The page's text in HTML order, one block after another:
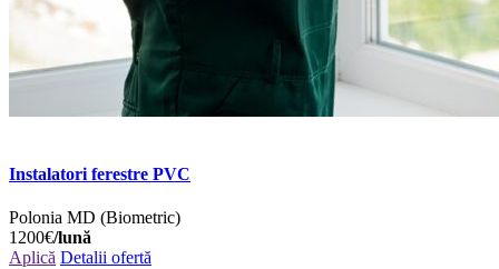
Instalatori ferestre PVC
Polonia MD (Biometric)
1200€/lună
Aplică Detalii ofertă